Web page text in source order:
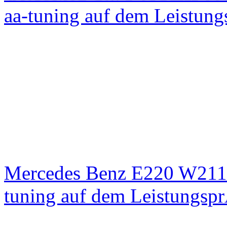
aa-tuning auf dem
Mercedes Benz E220
tuning auf dem